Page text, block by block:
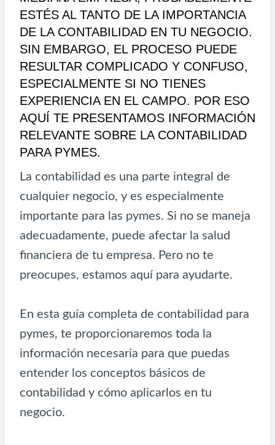
ESTÉS AL TANTO DE LA IMPORTANCIA
DE LA CONTABILIDAD EN TU NEGOCIO.
SIN EMBARGO, EL PROCESO PUEDE
RESULTAR COMPLICADO Y CONFUSO,
ESPECIALMENTE SI NO TIENES
EXPERIENCIA EN EL CAMPO. POR ESO
AQUÍ TE PRESENTAMOS INFORMACIÓN
RELEVANTE SOBRE LA CONTABILIDAD
PARA PYMES.
La contabilidad es una parte integral de
cualquier negocio, y es especialmente
importante para las pymes. Si no se maneja
adecuadamente, puede afectar la salud
financiera de tu empresa. Pero no te
preocupes, estamos aquí para ayudarte.
En esta guía completa de contabilidad para
pymes, te proporcionaremos toda la
información necesaria para que puedas
entender los conceptos básicos de
contabilidad y cómo aplicarlos en tu
negocio.